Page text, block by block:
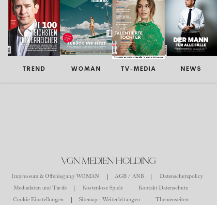
TREND WOMAN TV-MEDIA NEWS
VGN MEDIEN HOLDING
Impressum & Offenlegung WOMAN AGB / ANB
Datenschutzpolicy
Mediadaten und Tarife
Kostenlose Spiele
Kontakt Datenschutz
Cookie Einstellungen
Sitemap - Weiterleitungen Themenseiten